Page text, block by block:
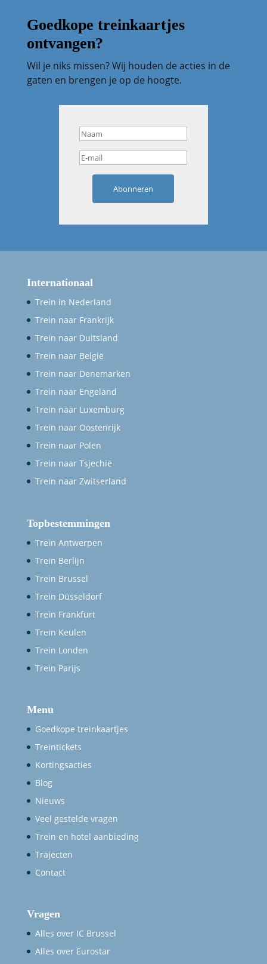
Goedkope treinkaartjes
ontvangen?
Wil je niks missen? Wij houden de acties in de
gaten en brengen je op de hoogte.
Abonneren
Internationaal
Trein in Nederland
Trein naar Frankrijk
Trein naar Duitsland
Trein naar België
Trein naar Denemarken
Trein naar Engeland
Trein naar Luxemburg
Trein naar Oostenrijk
Trein naar Polen
Trein naar Tsjechië
Trein naar Zwitserland
Topbestemmingen
Trein Antwerpen
Trein Berlijn
Trein Brussel
Trein Düsseldorf
Trein Frankfurt
Trein Keulen
Trein Londen
Trein Parijs
Menu
Goedkope treinkaartjes
Treintickets
Kortingsacties
Blog
Nieuws
Veel gestelde vragen
Trein en hotel aanbieding
Trajecten
Contact
Vragen
Alles over IC Brussel
Alles over Eurostar